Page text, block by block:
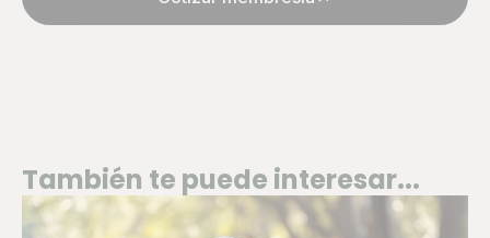
También te puede interesar...